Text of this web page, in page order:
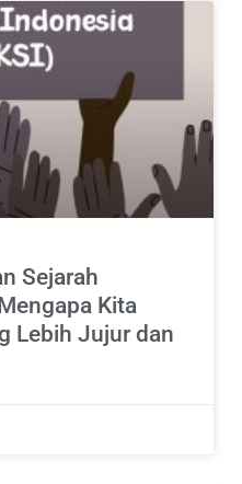
Sejarah
Kita
Lebih Jujur dan